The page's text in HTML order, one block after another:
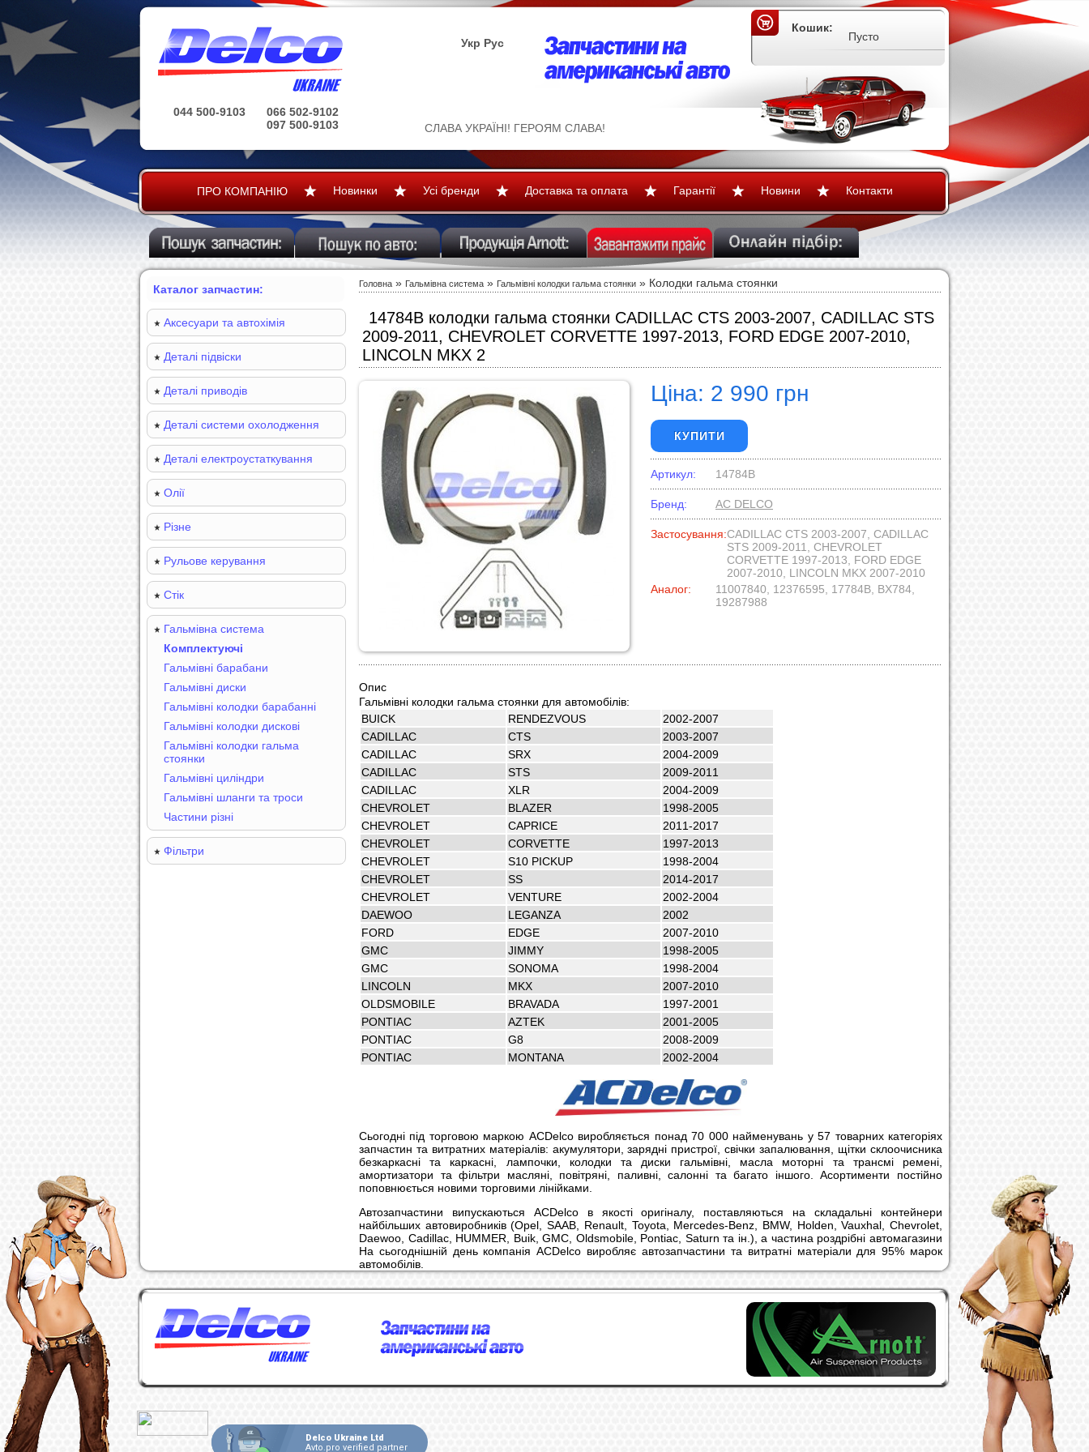
Укр Рус
044 500-9103
066 502-9102
097 500-9103
СЛАВА УКРАЇНІ! ГЕРОЯМ СЛАВА!
Кошик:
Пусто
ПРО КОМПАНІЮ Новинки Усі бренди Доставка та оплата Гарантії Новини Контакти
Головна » Гальмівна система » Гальмівні колодки гальма стоянки » Колодки гальма стоянки
14784B колодки гальма стоянки CADILLAC CTS 2003-2007, CADILLAC STS
2009-2011, CHEVROLET CORVETTE 1997-2013, FORD EDGE 2007-2010,
LINCOLN MKX 2
Ціна: 2 990 грн
КУПИТИ
Артикул: 14784B
Бренд: AC DELCO
Застосування:CADILLAC CTS 2003-2007, CADILLAC
STS 2009-2011, CHEVROLET
CORVETTE 1997-2013, FORD EDGE
2007-2010, LINCOLN MKX 2007-2010
Аналог:
11007840, 12376595, 17784B, BX784,
19287988
Опис
Гальмівні колодки гальма стоянки для автомобілів:
BUICK
RENDEZVOUS
2002-2007
CADILLAC
CTS
2003-2007
CADILLAC
SRX
2004-2009
CADILLAC
STS
2009-2011
CADILLAC
XLR
2004-2009
CHEVROLET
BLAZER
1998-2005
CHEVROLET
CAPRICE
2011-2017
CHEVROLET
CORVETTE
1997-2013
CHEVROLET
S10 PICKUP
1998-2004
CHEVROLET
SS
2014-2017
CHEVROLET
VENTURE
2002-2004
DAEWOO
LEGANZA
2002
FORD
EDGE
2007-2010
GMC
JIMMY
1998-2005
GMC
SONOMA
1998-2004
LINCOLN
MKX
2007-2010
OLDSMOBILE
BRAVADA
1997-2001
PONTIAC
AZTEK
2001-2005
PONTIAC
G8
2008-2009
PONTIAC
MONTANA 2002-2004
Сьогодні під торговою маркою ACDelco виробляється понад 70 000 найменувань у 57 товарних категоріях
запчастин та витратних матеріалів: акумулятори, зарядні пристрої, свічки запалювання, щітки склоочисника
безкаркасні та каркасні, лампочки, колодки та диски гальмівні, масла моторні та трансмі ремені,
амортизатори та фільтри масляні, повітряні, паливні, салонні та багато іншого. Асортименти постійно
поповнюється новими торговими лінійками.
Автозапчастини випускаються ACDelco в якості оригіналу, поставляються на складальні контейнери
найбільших автовиробників (Opel, SAAB, Renault, Toyota, Mercedes-Benz, BMW, Holden, Vauxhal, Chevrolet,
Daewoo, Cadillac, HUMMER, Buik, GMC, Oldsmobile, Pontiac, Saturn та ін.), а частина роздрібні автомагазини
На сьогоднішній день компанія ACDelco виробляє автозапчастини та витратні матеріали для 95% марок
автомобілів.
Каталог запчастин:
Аксесуари та автохімія
Деталі підвіски
Деталі приводів
Деталі системи охолодження
Деталі електроустаткування
Олії
Різне
Рульове керування
Стік
Гальмівна система
Комплектуючі
Гальмівні барабани
Гальмівні диски
Гальмівні колодки барабанні
Гальмівні колодки дискові
Гальмівні колодки гальма
стоянки
Гальмівні циліндри
Гальмівні шланги та троси
Частини різні
Фільтри
Delco Ukraine Ltd
Avto.pro verified partner